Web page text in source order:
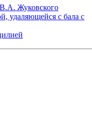
Жуковского